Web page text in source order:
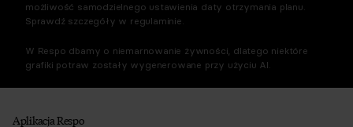
możliwość samodzielnego ustawienia daty otrzymania planu.
Sprawdź szczegóły w regulaminie.
W Respo dbamy o niemarnowanie żywności, dlatego niektóre
grafiki potraw zostały wygenerowane przy użyciu AI.
Aplikacja Respo